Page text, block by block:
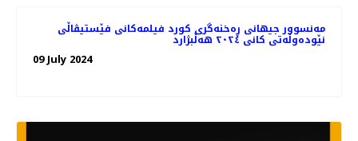
مەنسوور جیهانی ڕه‌خنه‌گری کورد فیلمه‌کانی فێستیڤاڵی
نێوده‌وڵه‌تی کانی ٢٠٢٤ هه‌ڵبژارد
09 July 2024